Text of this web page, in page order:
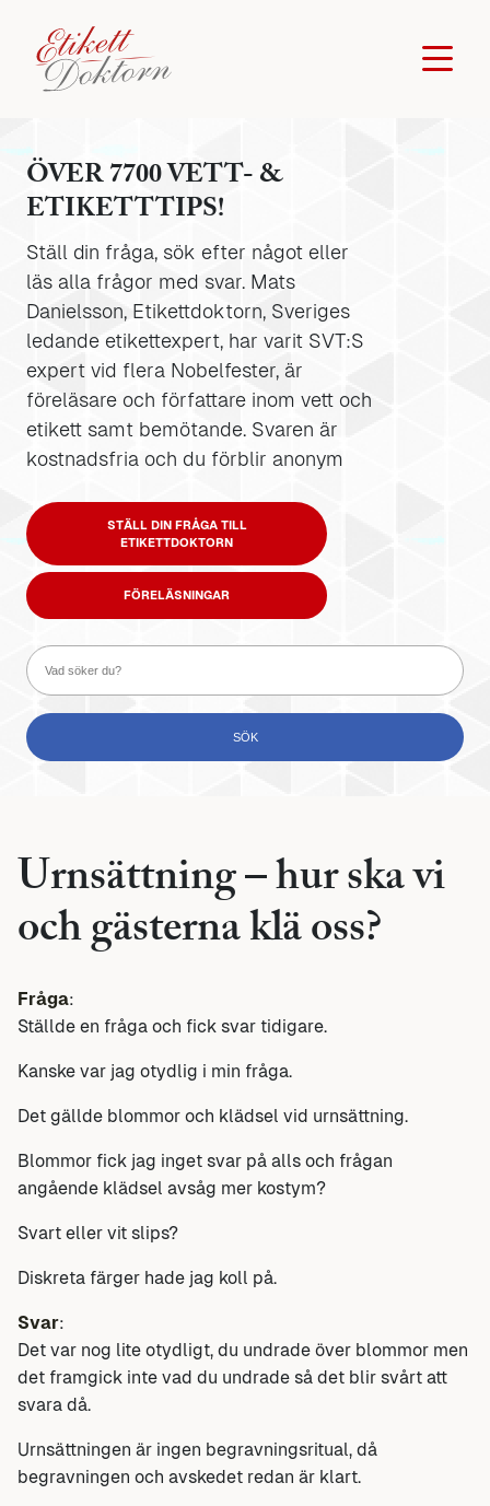
ÖVER 7700 VETT- &
ETIKETTTIPS!
Ställ din fråga, sök efter något eller
läs alla frågor med svar. Mats
Danielsson, Etikettdoktorn, Sveriges
ledande etikettexpert, har varit SVT:S
expert vid flera Nobelfester, är
föreläsare och författare inom vett och
etikett samt bemötande. Svaren är
kostnadsfria och du förblir anonym
STÄLL DIN FRÅGA TILL
ETIKETTDOKTORN
FÖRELÄSNINGAR
Urnsättning – hur ska vi
och gästerna klä oss?
Fråga:
Ställde en fråga och fick svar tidigare.
Kanske var jag otydlig i min fråga.
Det gällde blommor och klädsel vid urnsättning.
Blommor fick jag inget svar på alls och frågan
angående klädsel avsåg mer kostym?
Svart eller vit slips?
Diskreta färger hade jag koll på.
Svar:
Det var nog lite otydligt, du undrade över blommor men
det framgick inte vad du undrade så det blir svårt att
svara då.
Urnsättningen är ingen begravningsritual, då
begravningen och avskedet redan är klart.